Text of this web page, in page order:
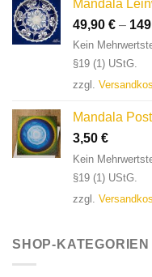
Mandala
49,90 € –
Kein
§19 (1) UStG.
zzgl.
Mandala
3,50 €
Kein
§19 (1) UStG.
zzgl.
SHOP-KATEGORIEN